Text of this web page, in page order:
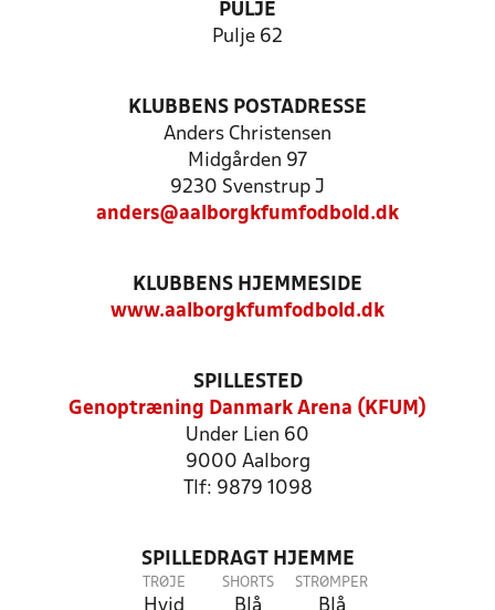
PULJE
Pulje 62
KLUBBENS POSTADRESSE
Anders Christensen
Midgården 97
9230 Svenstrup J
anders@aalborgkfumfodbold.dk
KLUBBENS HJEMMESIDE
www.aalborgkfumfodbold.dk
SPILLESTED
Genoptræning Danmark Arena (KFUM)
Under Lien 60
9000 Aalborg
Tlf: 9879 1098
SPILLEDRAGT HJEMME
TRØJE
Hvid
SHORTS
Blå
STRØMPER
Blå